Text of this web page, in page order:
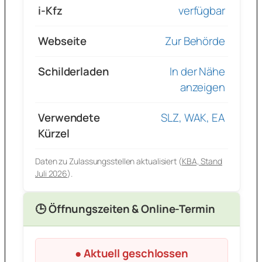
i-Kfz
verfügbar
Webseite
Zur Behörde
Schilderladen
In der Nähe
anzeigen
Verwendete
Kürzel
SLZ, WAK, EA
Daten zu Zulassungsstellen aktualisiert (KBA, Stand
Juli 2026).
🕒 Öffnungszeiten & Online-Termin
● Aktuell geschlossen